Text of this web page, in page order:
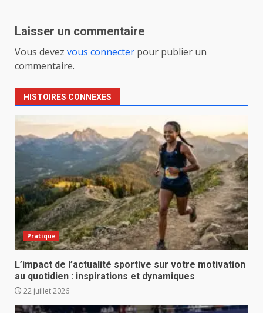
Laisser un commentaire
Vous devez vous connecter pour publier un
commentaire.
HISTOIRES CONNEXES
Pratique
L’impact de l’actualité sportive sur votre motivation
au quotidien : inspirations et dynamiques
22 juillet 2026